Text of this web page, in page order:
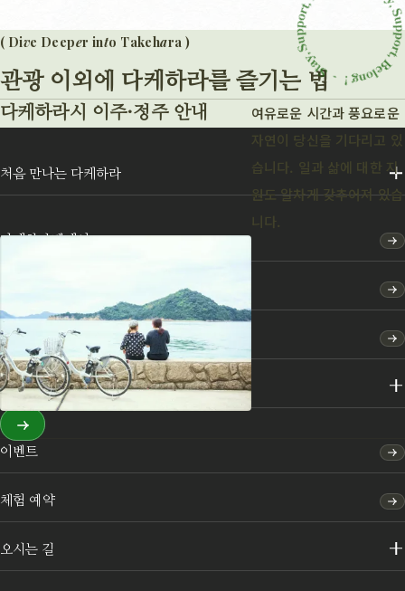
( Dive Deeper into Takehara )
관광 이외에 다케하라를 즐기는 법
다케하라시 이주·정주 안내
여유로운 시간과 풍요로운
자연이 당신을 기다리고 있
습니다. 일과 삶에 대한 지
원도 알차게 갖추어져 있습
니다.
처음 만나는 다케하라
다케하라텐케이
특집
명소·체험
이벤트
체험 예약
오시는 길